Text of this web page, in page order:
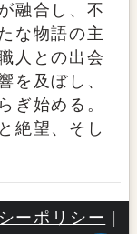
融合し、不
な物語の主
人との出会
を及ぼし、
ぎ始める。
絶望、そし
ーポリシー